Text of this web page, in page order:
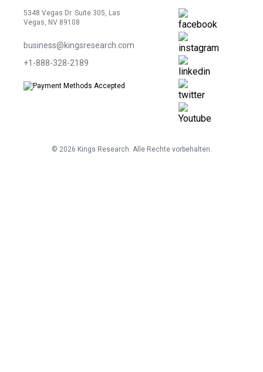
5348 Vegas Dr. Suite 305, Las
Vegas, NV 89108
business@kingsresearch.com
+1-888-328-2189
© 2026 Kings Research. Alle Rechte vorbehalten.